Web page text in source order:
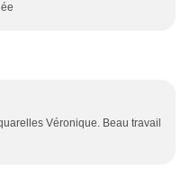
Véronique. Beau travail